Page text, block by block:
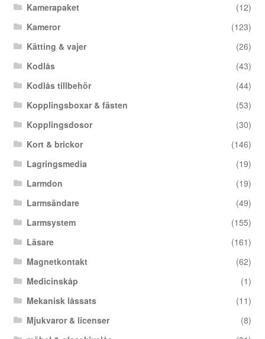
Kamerapaket
(12)
Kameror
(123)
Kätting & vajer
(26)
Kodlås
(43)
Kodlås tillbehör
(44)
Kopplingsboxar & fästen
(53)
Kopplingsdosor
(30)
Kort & brickor
(146)
Lagringsmedia
(19)
Larmdon
(19)
Larmsändare
(49)
Larmsystem
(155)
Läsare
(161)
Magnetkontakt
(62)
Medicinskåp
(1)
Mekanisk låssats
(11)
Mjukvaror & licenser
(8)